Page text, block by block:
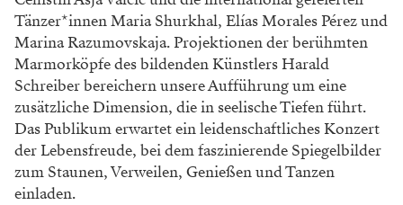
Tänzer*innen Maria Shurkhal, Elías Morales Pérez und
Marina Razumovskaja. Projektionen der berühmten
Marmorköpfe des bildenden Künstlers Harald
Schreiber bereichern unsere Aufführung um eine
zusätzliche Dimension, die in seelische Tiefen führt.
Das Publikum erwartet ein leidenschaftliches Konzert
der Lebensfreude, bei dem faszinierende Spiegelbilder
zum Staunen, Verweilen, Genießen und Tanzen
einladen.